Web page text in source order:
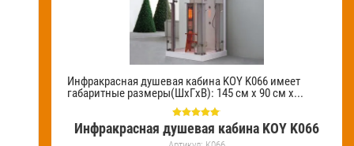
Инфракрасная душевая кабина KOY K066 имеет
габаритные размеры(ШхГхВ): 145 см х 90 см х...
Инфракрасная душевая кабина KOY K066